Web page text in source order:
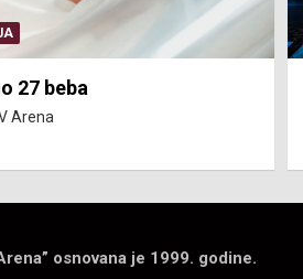
27 beba
Arena
osnovana je 1999. godine.